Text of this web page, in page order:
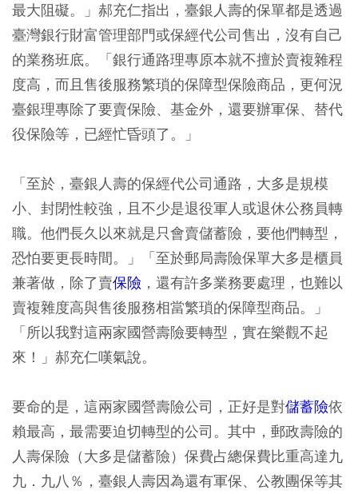
最大阻礙。」郝充仁指出，臺銀人壽的保單都是透過
臺灣銀行財富管理部門或保經代公司售出，沒有自己
的業務班底。「銀行通路理專原本就不擅於賣複雜程
度高，而且售後服務繁瑣的保障型保險商品，更何況
臺銀理專除了要賣保險、基金外，還要辦軍保、替代
役保險等，已經忙昏頭了。」
「至於，臺銀人壽的保經代公司通路，大多是規模
小、封閉性較強，且不少是退役軍人或退休公務員轉
職。他們長久以來就是只會賣儲蓄險，要他們轉型，
恐怕要更長時間。」「至於郵局壽險保單大多是櫃員
兼著做，除了賣保險 ，還有許多業務要處理，也難以
賣複雜度高與售後服務相當繁瑣的保障型商品。」
「所以我對這兩家國營壽險要轉型，實在樂觀不起
來！」郝充仁嘆氣說。
要命的是，這兩家國營壽險公司，正好是對儲蓄險依
賴最高，最需要迫切轉型的公司。其中，郵政壽險的
人壽保險（大多是儲蓄險）保費占總保費比重高達九
九．九八％，臺銀人壽因為還有軍保、公教團保等其